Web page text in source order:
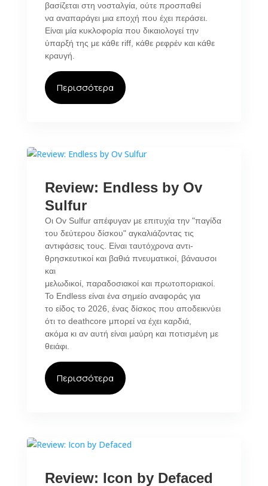
βασίζεται στη νοσταλγία, ούτε προσπαθεί
να αναπαράγει μια εποχή που έχει περάσει.
Είναι μία κυκλοφορία που δικαιολογεί την
ύπαρξή της με κάθε riff, κάθε ρεφρέν και κάθε
κραυγή.
Περισσότερα
Review: Endless by Ov
Sulfur
Οι Ov Sulfur απέφυγαν με επιτυχία την "παγίδα
του δεύτερου δίσκου" αγκαλιάζοντας τις
αντιφάσεις τους. Είναι ταυτόχρονα αντι-
θρησκευτικοί και βαθιά πνευματικοί, βάναυσοι
και
μελωδικοί, παραδοσιακοί και πρωτοποριακοί.
Το Endless είναι ένα σημείο αναφοράς για
το είδος το 2026, ένας δίσκος που αποδεικνύει
ότι το deathcore μπορεί να έχει καρδιά,
ακόμα κι αν αυτή είναι μαύρη και ποτισμένη με
θειάφι.
Περισσότερα
Review: Icon by Defaced